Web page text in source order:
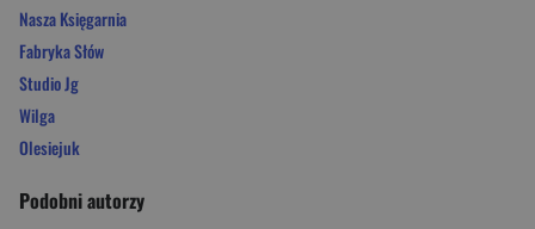
Nasza Księgarnia
Fabryka Słów
Studio Jg
Wilga
Olesiejuk
Podobni autorzy